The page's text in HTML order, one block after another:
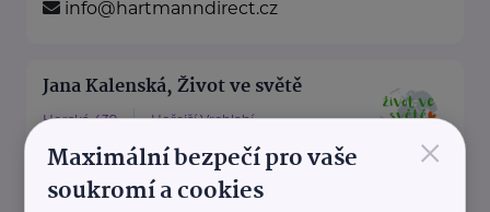
info@hartmanndirect.cz
Jana Kalenská, Život ve světě
Horská 439 Hořejší Vrchlabí
“S angličtinou životem bez limitů”
Jmenuji se Jana a jsem celým
×
Maximální bezpečí pro vaše
soukromí a cookies